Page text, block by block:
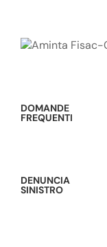
contenuto
DOMANDE
FREQUENTI
DENUNCIA
SINISTRO